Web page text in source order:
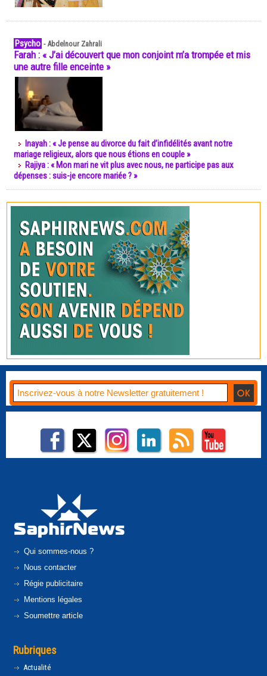
Psycho -Abdelnour Zahrali
Farah : « J’ai découvert que mon conjoint m’a trompée et mis
une autre fille enceinte »
Inayah : « Je pense au divorce du fait d’infidélités avant notre
mariage religieux, alors que nous étions en couple »
Rajiya : « Mon mari ne vit plus avec nous, ne participe pas aux
dépenses : suis-je encore mariée ? »
Qui sommes-nous ?
Nous contacter
Régie publicitaire
Mentions légales
Soumettre article
Rubriques
Actualité